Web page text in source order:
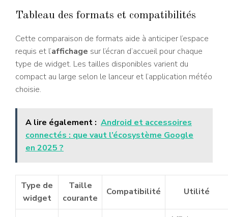
Tableau des formats et compatibilités
Cette comparaison de formats aide à anticiper l’espace
requis et l’affichage sur l’écran d’accueil pour chaque
type de widget. Les tailles disponibles varient du
compact au large selon le lanceur et l’application météo
choisie.
A lire également : Android et accessoires
connectés : que vaut l’écosystème Google
en 2025 ?
Type de
widget
Taille
courante
Compatibilité Utilité